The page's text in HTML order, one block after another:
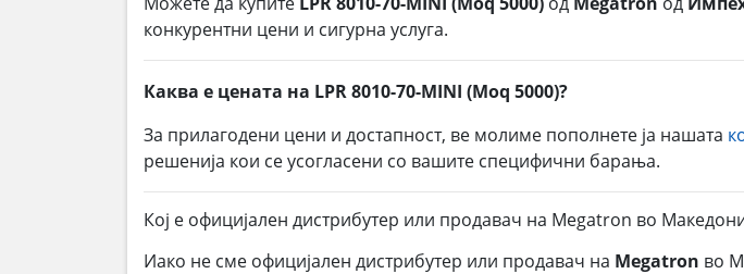
конкурентни цени и сигурна услуга.
Каква е цената на LPR 8010-70-MINI (Moq 5000)?
За прилагодени цени и достапност, ве молиме пополнете ја нашата
решенија кои се усогласени со вашите специфични барања.
Кој е официјален дистрибутер или продавач на Megatron во
Иако не сме официјален дистрибутер или продавач на Megatron во